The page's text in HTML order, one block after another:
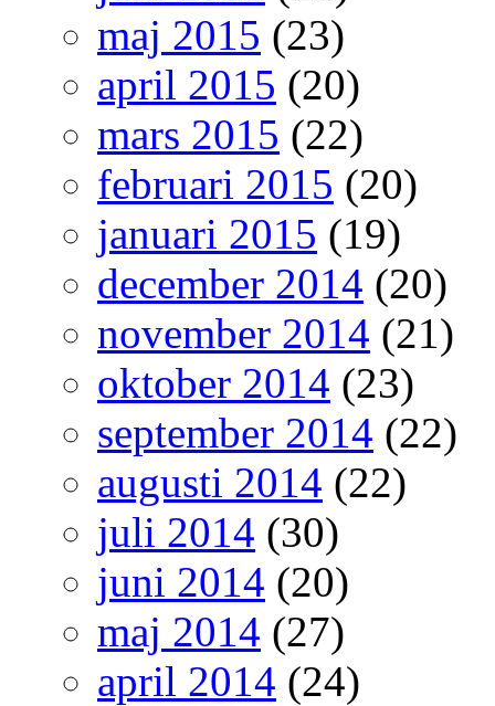
maj 2015 (23)
april 2015 (20)
mars 2015 (22)
februari 2015 (20)
januari 2015 (19)
december 2014 (20)
november 2014 (21)
oktober 2014 (23)
september 2014 (22)
augusti 2014 (22)
juli 2014 (30)
juni 2014 (20)
maj 2014 (27)
april 2014 (24)